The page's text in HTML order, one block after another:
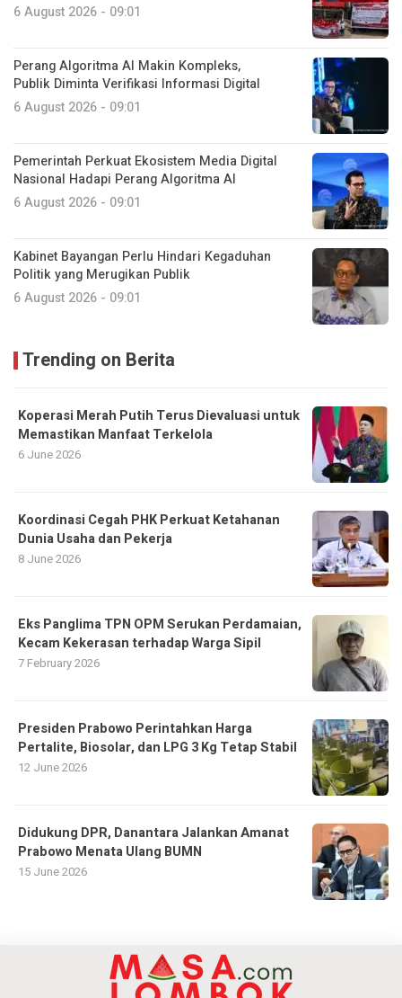
6 August 2026 - 09:01
Perang Algoritma AI Makin Kompleks,
Publik Diminta Verifikasi Informasi Digital
6 August 2026 - 09:01
Pemerintah Perkuat Ekosistem Media Digital
Nasional Hadapi Perang Algoritma AI
6 August 2026 - 09:01
Kabinet Bayangan Perlu Hindari Kegaduhan
Politik yang Merugikan Publik
6 August 2026 - 09:01
Trending on Berita
Koperasi Merah Putih Terus Dievaluasi untuk
Memastikan Manfaat Terkelola
6 June 2026
Koordinasi Cegah PHK Perkuat Ketahanan
Dunia Usaha dan Pekerja
8 June 2026
Eks Panglima TPN OPM Serukan Perdamaian,
Kecam Kekerasan terhadap Warga Sipil
7 February 2026
Presiden Prabowo Perintahkan Harga
Pertalite, Biosolar, dan LPG 3 Kg Tetap Stabil
12 June 2026
Didukung DPR, Danantara Jalankan Amanat
Prabowo Menata Ulang BUMN
15 June 2026